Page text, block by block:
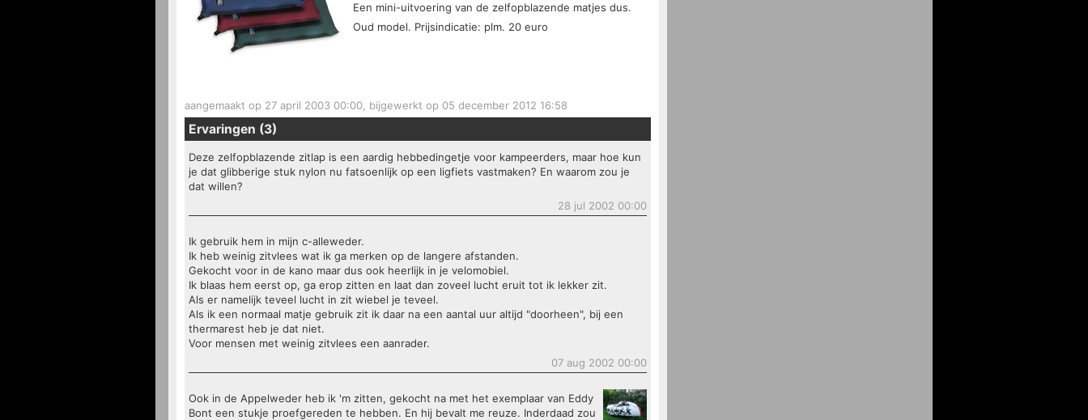
Een mini-uitvoering van de zelfopblazende matjes dus.
Oud model. Prijsindicatie: plm. 20 euro
aangemaakt op 27 april 2003 00:00, bijgewerkt op 05 december 2012 16:58
Ervaringen (3)
Deze zelfopblazende zitlap is een aardig hebbedingetje voor kampeerders, maar hoe kun
je dat glibberige stuk nylon nu fatsoenlijk op een ligfiets vastmaken? En waarom zou je
dat willen?
28 jul 2002 00:00
Ik gebruik hem in mijn c-alleweder.
Ik heb weinig zitvlees wat ik ga merken op de langere afstanden.
Gekocht voor in de kano maar dus ook heerlijk in je velomobiel.
Ik blaas hem eerst op, ga erop zitten en laat dan zoveel lucht eruit tot ik lekker zit.
Als er namelijk teveel lucht in zit wiebel je teveel.
Als ik een normaal matje gebruik zit ik daar na een aantal uur altijd "doorheen", bij een
thermarest heb je dat niet.
Voor mensen met weinig zitvlees een aanrader.
07 aug 2002 00:00
Ook in de Appelweder heb ik 'm zitten, gekocht na met het exemplaar van Eddy
Bont een stukje proefgereden te hebben. En hij bevalt me reuze. Inderdaad zou